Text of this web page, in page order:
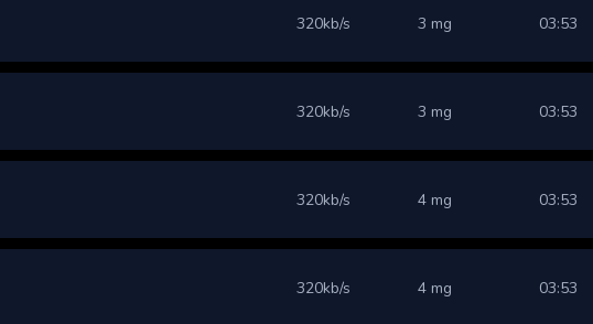
320kb/s 3 mg 03:53
320kb/s 3 mg 03:53
320kb/s 4 mg 03:53
320kb/s 4 mg 03:53